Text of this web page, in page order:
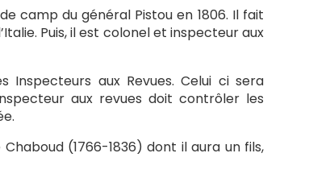
camp du général Pistou en 1806. Il fait
Puis, il est colonel et inspecteur aux
Inspecteurs aux Revues. Celui ci sera
aux revues doit contrôler les
(1766-1836) dont il aura un fils,